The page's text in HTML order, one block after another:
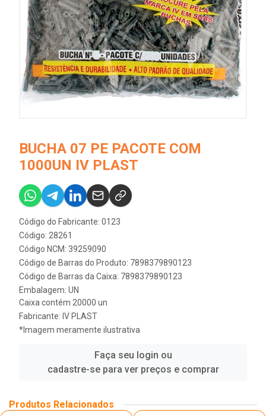
BUCHA 07 PE PACOTE COM
1000UN IV PLAST
Código do Fabricante: 0123
Código: 28261
Código NCM: 39259090
Código de Barras do Produto: 7898379890123
Código de Barras da Caixa: 7898379890123
Embalagem: UN
Caixa contém 20000 un
Fabricante: IV PLAST
*Imagem meramente ilustrativa
Faça seu login ou
cadastre-se para ver preços e comprar
Produtos Relacionados